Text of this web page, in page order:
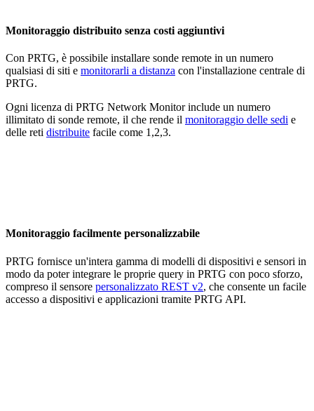
Monitoraggio distribuito senza costi aggiuntivi
Con PRTG, è possibile installare sonde remote in un numero
qualsiasi di siti e monitorarli a distanza con l'installazione centrale di
PRTG.
Ogni licenza di PRTG Network Monitor include un numero
illimitato di sonde remote, il che rende il monitoraggio delle sedi e
delle reti distribuite facile come 1,2,3.
Monitoraggio facilmente personalizzabile
PRTG fornisce un'intera gamma di modelli di dispositivi e sensori in
modo da poter integrare le proprie query in PRTG con poco sforzo,
compreso il sensore personalizzato REST v2, che consente un facile
accesso a dispositivi e applicazioni tramite PRTG API.